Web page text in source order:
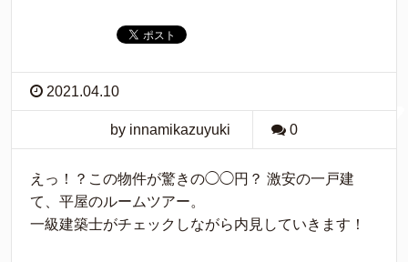
2021.04.10
by innamikazuyuki 0
えっ！？この物件が驚きの◯◯円？ 激安の一戸建
て、平屋のルームツアー。
一級建築士がチェックしながら内見していきます！